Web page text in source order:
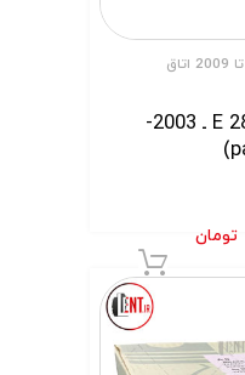
لنت ترمز بنز کلاس E ـ 2003 تا 2009 اتاق
لنت ترمز عقب بنز E 280 ـ 2003-
تومان